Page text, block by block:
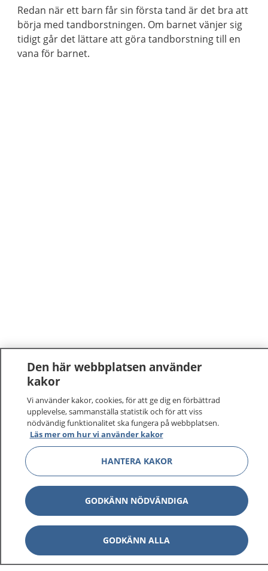
Redan när ett barn får sin första tand är det bra att
börja med tandborstningen. Om barnet vänjer sig
tidigt går det lättare att göra tandborstning till en
vana för barnet.
1177–tryggt om din hälsa och vård
På 1177.se får du råd om hälsa och information om
sjukdomar och vilka mottagningar du kan kontakta.
Logga in för att läsa din journal och göra dina
vårdärenden. Ring telefonnummer 1177 för
sjukvårdsrådgivning dygnet runt.
1177 ger dig råd när du vill må bättre.
Den här webbplatsen använder
kakor
Vi använder kakor, cookies, för att ge dig en förbättrad
upplevelse, sammanställa statistik och för att viss
nödvändig funktionalitet ska fungera på webbplatsen.
Läs mer om hur vi använder kakor
HANTERA KAKOR
GODKÄNN NÖDVÄNDIGA
GODKÄNN ALLA